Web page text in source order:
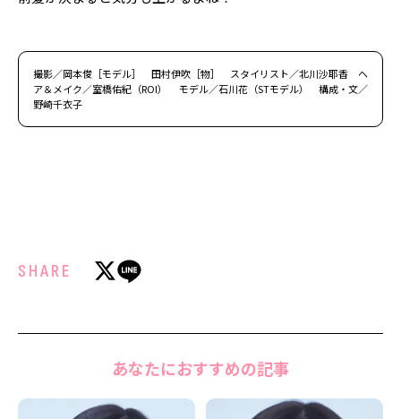
撮影／岡本俊［モデル］ 田村伊吹［物］ スタイリスト／北川沙耶香 ヘ
ア＆メイク／室橋佑紀（ROI） モデル／石川花（STモデル） 構成・文／
野崎千衣子
SHARE
あなたにおすすめの記事